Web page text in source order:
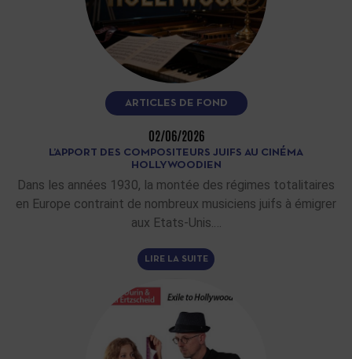
ARTICLES DE FOND
02/06/2026
L’APPORT DES COMPOSITEURS JUIFS AU CINÉMA
HOLLYWOODIEN
Dans les années 1930, la montée des régimes totalitaires
en Europe contraint de nombreux musiciens juifs à émigrer
aux Etats-Unis.…
LIRE LA SUITE